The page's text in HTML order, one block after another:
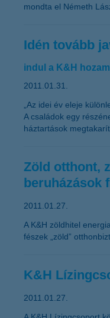
mondta el Németh
Idén tovább
indul a K&H
2011.01.31.
„Az idei év eleje
A családok egy
háztartások
Zöld otthont,
beruházások
2011.01.27.
A K&H zöldhitel
fészek „zöld”
K&H
2011.01.27.